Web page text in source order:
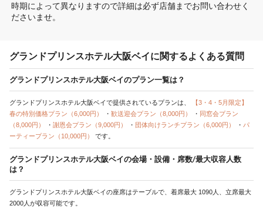
時期によって異なりますので詳細は必ず店舗までお問い合わせく
ださいませ。
グランドプリンスホテル大阪ベイに関するよくある質問
グランドプリンスホテル大阪ベイのプラン一覧は？
グランドプリンスホテル大阪ベイで提供されているプランは、
【3・4・5月限定】
春の特別価格プラン（6,000円）
・ 歓送迎会プラン（8,000円） ・ 同窓会プラン
（8,000円）
・ 謝恩会プラン（9,000円） ・ 団体向けランチプラン（6,000円） ・ パ
ーティープラン（10,000円） です。
グランドプリンスホテル大阪ベイの会場・設備・席数/最大収容人数
は？
グランドプリンスホテル大阪ベイの座席はテーブルで、着席最大 1090人、立席最大
2000人が収容可能です。